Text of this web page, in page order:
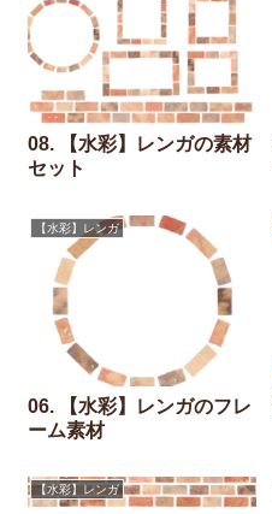
08. 【水彩】レンガの素材
セット
【水彩】レンガ
06. 【水彩】レンガのフレ
ーム素材
【水彩】レンガ